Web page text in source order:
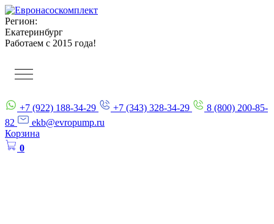
Регион:
Екатеринбург
Работаем с 2015 года!
+7 (922) 188-34-29 +7 (343) 328-34-29
8 (800) 200-85-
82
ekb@evropump.ru
Корзина
0